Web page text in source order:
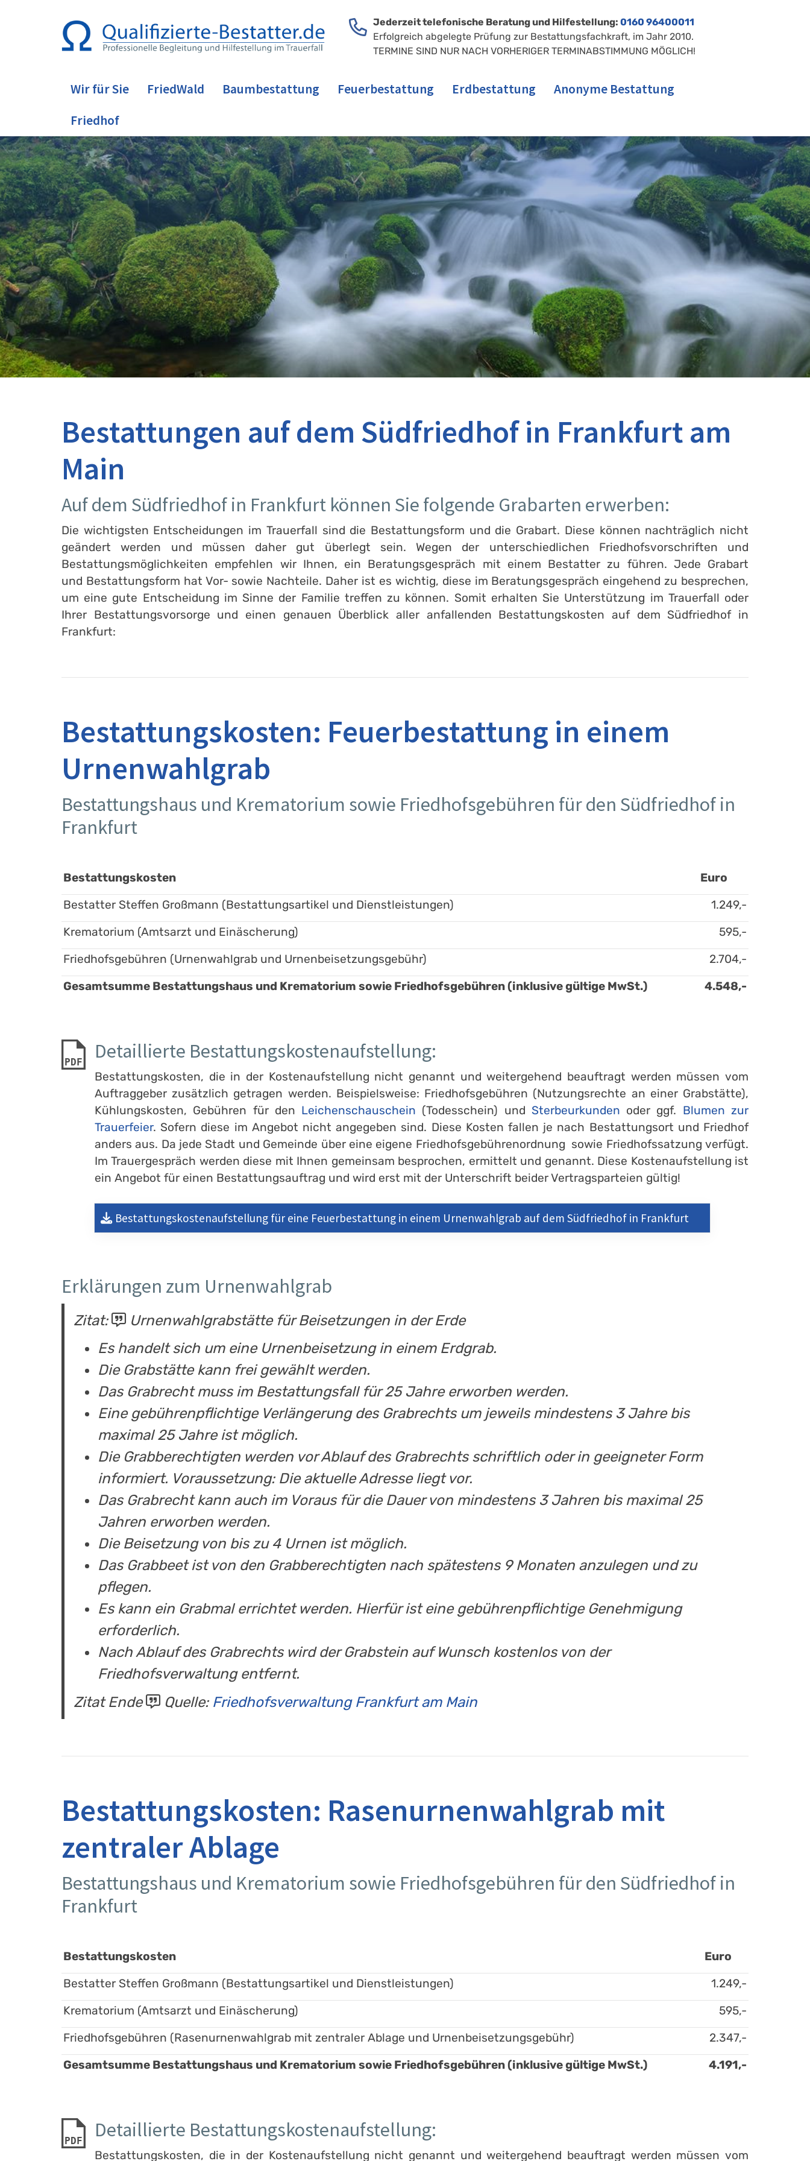
Jederzeit telefonische Beratung und Hilfestellung: 0160 96400011
Erfolgreich abgelegte Prüfung zur Bestattungsfachkraft, im Jahr 2010.
TERMINE SIND NUR NACH VORHERIGER TERMINABSTIMMUNG MÖGLICH!
Wir für Sie FriedWald Baumbestattung Feuerbestattung Erdbestattung
Anonyme Bestattung
Friedhof
Bestattungen auf dem Südfriedhof in Frankfurt am
Main
Auf dem Südfriedhof in Frankfurt können Sie folgende Grabarten erwerben:
Die wichtigsten Entscheidungen im Trauerfall sind die Bestattungsform und die Grabart. Diese können nachträglich nicht
geändert werden und müssen daher gut überlegt sein. Wegen der unterschiedlichen Friedhofsvorschriften und
Bestattungsmöglichkeiten empfehlen wir Ihnen, ein Beratungsgespräch mit einem Bestatter zu führen. Jede Grabart
und Bestattungsform hat Vor- sowie Nachteile. Daher ist es wichtig, diese im Beratungsgespräch eingehend zu besprechen,
um eine gute Entscheidung im Sinne der Familie treffen zu können. Somit erhalten Sie Unterstützung im Trauerfall oder
Ihrer Bestattungsvorsorge und einen genauen Überblick aller anfallenden Bestattungskosten auf dem Südfriedhof in
Frankfurt:
Bestattungskosten: Feuerbestattung in einem
Urnenwahlgrab
Bestattungshaus und Krematorium sowie Friedhofsgebühren für den Südfriedhof in
Frankfurt
Bestattungskosten
Euro
Bestatter Steffen Großmann (Bestattungsartikel und Dienstleistungen)
1.249,-
Krematorium (Amtsarzt und Einäscherung)
595,-
Friedhofsgebühren (Urnenwahlgrab und Urnenbeisetzungsgebühr)
2.704,-
Gesamtsumme Bestattungshaus und Krematorium sowie Friedhofsgebühren (inklusive gültige MwSt.)
4.548,-
PDF Detaillierte Bestattungskostenaufstellung:
Bestattungskosten, die in der Kostenaufstellung nicht genannt und weitergehend beauftragt werden müssen vom
Auftraggeber zusätzlich getragen werden. Beispielsweise: Friedhofsgebühren (Nutzungsrechte an einer Grabstätte),
Kühlungskosten, Gebühren für den Leichenschauschein (Todesschein) und Sterbeurkunden oder ggf. Blumen zur
Trauerfeier. Sofern diese im Angebot nicht angegeben sind. Diese Kosten fallen je nach Bestattungsort und Friedhof
anders aus. Da jede Stadt und Gemeinde über eine eigene Friedhofsgebührenordnung sowie Friedhofssatzung verfügt.
Im Trauergespräch werden diese mit Ihnen gemeinsam besprochen, ermittelt und genannt. Diese Kostenaufstellung ist
ein Angebot für einen Bestattungsauftrag und wird erst mit der Unterschrift beider Vertragsparteien gültig!
Bestattungskostenaufstellung für eine Feuerbestattung in einem Urnenwahlgrab auf dem Südfriedhof in Frankfurt
Erklärungen zum Urnenwahlgrab
Zitat:
Urnenwahlgrabstätte für Beisetzungen in der Erde
Es handelt sich um eine Urnenbeisetzung in einem Erdgrab.
Die Grabstätte kann frei gewählt werden.
Das Grabrecht muss im Bestattungsfall für 25 Jahre erworben werden.
Eine gebührenpflichtige Verlängerung des Grabrechts um jeweils mindestens 3 Jahre bis
maximal 25 Jahre ist möglich.
Die Grabberechtigten werden vor Ablauf des Grabrechts schriftlich oder in geeigneter Form
informiert. Voraussetzung: Die aktuelle Adresse liegt vor.
Das Grabrecht kann auch im Voraus für die Dauer von mindestens 3 Jahren bis maximal 25
Jahren erworben werden.
Die Beisetzung von bis zu 4 Urnen ist möglich.
Das Grabbeet ist von den Grabberechtigten nach spätestens 9 Monaten anzulegen und zu
pflegen.
Es kann ein Grabmal errichtet werden. Hierfür ist eine gebührenpflichtige Genehmigung
erforderlich.
Nach Ablauf des Grabrechts wird der Grabstein auf Wunsch kostenlos von der
Friedhofsverwaltung entfernt.
Zitat Ende
Quelle: Friedhofsverwaltung Frankfurt am Main
Bestattungskosten: Rasenurnenwahlgrab mit
zentraler Ablage
Bestattungshaus und Krematorium sowie Friedhofsgebühren für den Südfriedhof in
Frankfurt
Bestattungskosten
Euro
Bestatter Steffen Großmann (Bestattungsartikel und Dienstleistungen)
1.249,-
Krematorium (Amtsarzt und Einäscherung)
595,-
Friedhofsgebühren (Rasenurnenwahlgrab mit zentraler Ablage und Urnenbeisetzungsgebühr)
2.347,-
Gesamtsumme Bestattungshaus und Krematorium sowie Friedhofsgebühren (inklusive gültige MwSt.)
4.191,-
PDF Detaillierte Bestattungskostenaufstellung:
Bestattungskosten, die in der Kostenaufstellung nicht genannt und weitergehend beauftragt werden müssen vom